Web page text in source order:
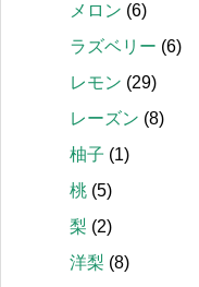
メロン (6)
ラズベリー (6)
レモン (29)
レーズン (8)
柚子 (1)
桃 (5)
梨 (2)
洋梨 (8)